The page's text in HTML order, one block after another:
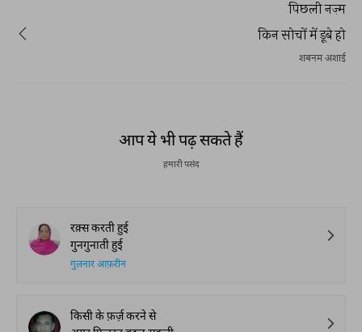
पिछली नज़्म
किन सोचों में डूबे हो
शबनम अशाई
आप ये भी पढ़ सकते हैं
हमारी पसंद
रक़्स करती हुई
गुनगुनाती हुई
गुलनार आफ़रीन
किसी के फ़र्ज़ करने से